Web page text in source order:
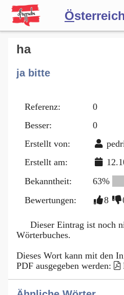
Ö
Forum
Blog
ha
ja bitte
Referenz:
0
Besser:
0
Erstellt von:
Erstellt am:
Bekanntheit:
63%
Bewertungen:
8
Dieser Eintrag ist noch
Wörterbuches.
Dieses Wort kann mit den
PDF ausgegeben werden: